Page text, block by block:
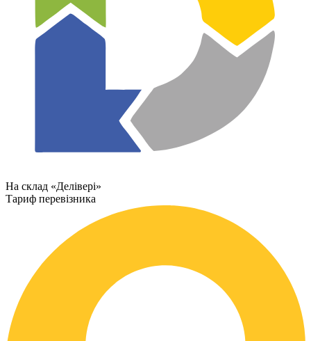
На склад «Делівері»
Тариф перевізника